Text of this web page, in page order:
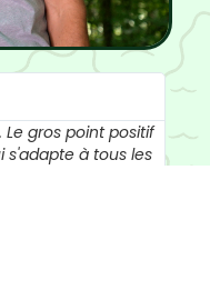
gros point positif
à tous les